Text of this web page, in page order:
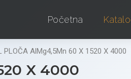
Početna
PLOČA AlMg4,5Mn 60 X 1520 X 4000
X 4000